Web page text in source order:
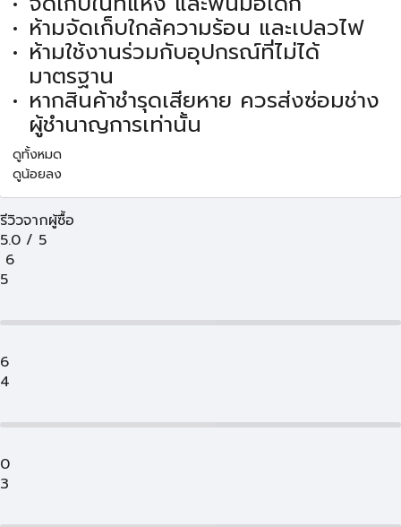
ห้ามจัดเก็บใกล้ความร้อน และเปลวไฟ
ห้ามใช้งานร่วมกับอุปกรณ์ที่ไม่ได้
มาตรฐาน
หากสินค้าชำรุดเสียหาย ควรส่งซ่อมช่าง
ผู้ชำนาญการเท่านั้น
ดูทั้งหมด
ดูน้อยลง
รีวิวจากผู้ซื้อ
5.0 / 5
6
5
6
4
0
3